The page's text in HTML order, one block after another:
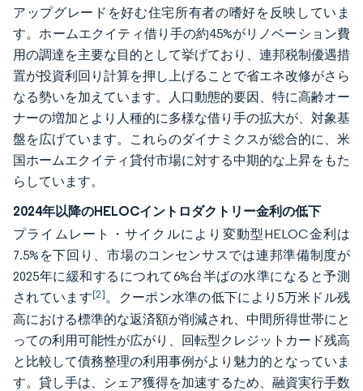
アップグレードを好む住宅所有者の嗜好を反映していま
す。ホームエクイティ借り手の約45%がリノベーション費
用の調達を主要な目的として挙げており、連邦税制優遇措
置が投資利回り計算を押し上げることで省エネ改修がさら
なる勢いを加えています。人口動態的要因、特に高齢オー
ナーの増加とより人種的に多様な借り手の拡大が、対象基
盤を広げています。これらのダイナミクスが総合的に、米
国ホームエクイティ貸付市場に対する中期的な上昇をもた
らしています。
2024年以降のHELOCイントロダクトリー金利の低下
プライムレート・サイクルにより変動型HELOC金利は
7.5%を下回り、市場のコンセンサスでは連邦準備制度が
2025年に緩和するにつれて6%台半ばの水準になると予測
されています[2]。クーポン水準の低下により5万米ドル残
高における標準的な返済額が削減され、中間所得世帯にと
っての利用可能性が広がり、回転型クレジットカード残高
と比較して債務整理の利用事例がより魅力的となっていま
す。貸し手は、シェア獲得を加速するため、融資実行手数